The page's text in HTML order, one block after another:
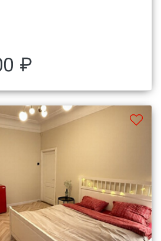
₽